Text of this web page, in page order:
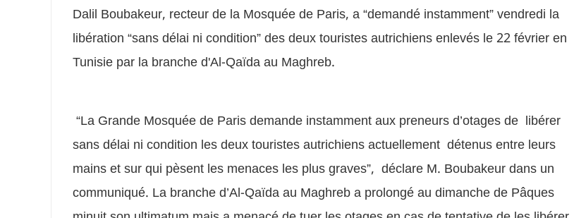
Dalil Boubakeur, recteur de la Mosquée de Paris, a “demandé instamment” vendredi la
libération “sans délai ni condition” des deux touristes autrichiens enlevés le 22 février en
Tunisie par la branche d'Al-Qaïda au Maghreb.
“La Grande Mosquée de Paris demande instamment aux preneurs d’otages de libérer
sans délai ni condition les deux touristes autrichiens actuellement détenus entre leurs
mains et sur qui pèsent les menaces les plus graves”, déclare M. Boubakeur dans un
communiqué. La branche d’Al-Qaïda au Maghreb a prolongé au dimanche de Pâques